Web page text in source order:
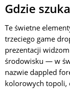
Gdzie
Te świetne
trzeciego game
prezentacji
środowisku — w
nazwie dappled
kolorowych topoli,